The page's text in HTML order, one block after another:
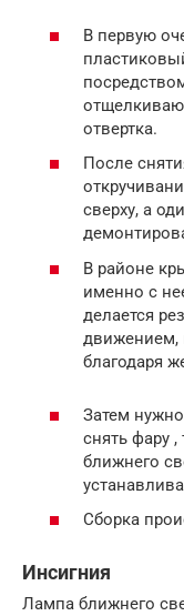
В первую
отвертка.
После
сверху, а
В районе
именно с
делается
движением,
благодаря
Затем
снять фару
ближнего
Сборка
Инсигния
Лампа ближнего